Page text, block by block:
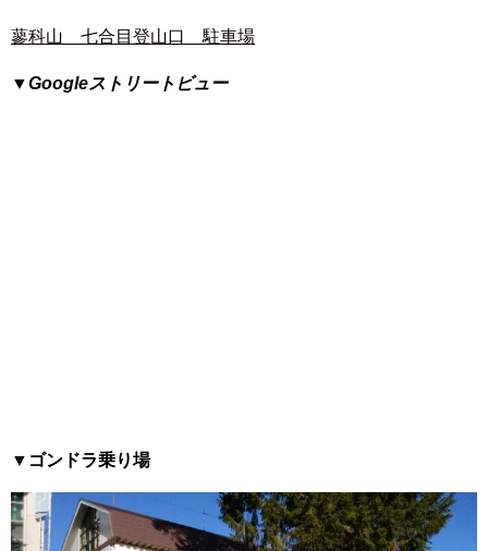
蓼科山 七合目登山口 駐車場
▼Googleストリートビュー
▼ゴンドラ乗り場